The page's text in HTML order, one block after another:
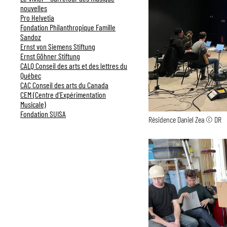
nouvelles
Pro Helvetia
Fondation Philanthropique Famille
Sandoz
Ernst von Siemens Stiftung
Ernst Göhner Stiftung
CALQ Conseil des arts et des lettres du
Québec
CAC Conseil des arts du Canada
CEM (Centre d’Expérimentation
Musicale)
Fondation SUISA
Résidence Daniel Zea © DR